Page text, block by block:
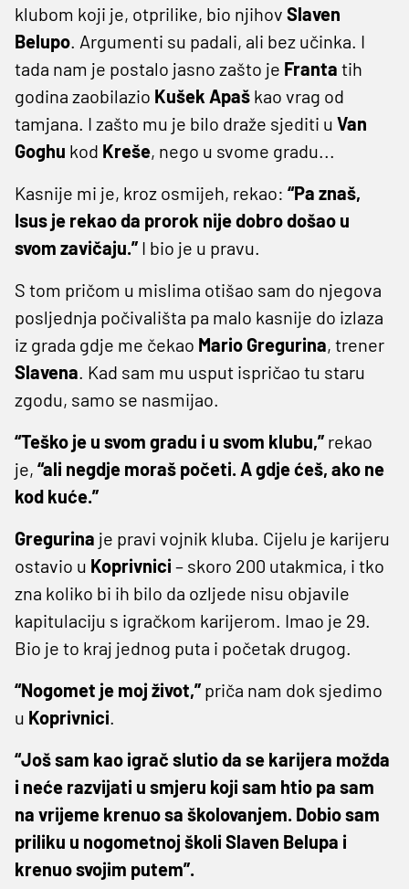
klubom koji je, otprilike, bio njihov Slaven
Belupo. Argumenti su padali, ali bez učinka. I
tada nam je postalo jasno zašto je Franta tih
godina zaobilazio Kušek Apaš kao vrag od
tamjana. I zašto mu je bilo draže sjediti u Van
Goghu kod Kreše, nego u svome gradu...
Kasnije mi je, kroz osmijeh, rekao: “Pa znaš,
Isus je rekao da prorok nije dobro došao u
svom zavičaju.” I bio je u pravu.
S tom pričom u mislima otišao sam do njegova
posljednja počivališta pa malo kasnije do izlaza
iz grada gdje me čekao Mario Gregurina, trener
Slavena. Kad sam mu usput ispričao tu staru
zgodu, samo se nasmijao.
“Teško je u svom gradu i u svom klubu,” rekao
je, “ali negdje moraš početi. A gdje ćeš, ako ne
kod kuće.”
Gregurina je pravi vojnik kluba. Cijelu je karijeru
ostavio u Koprivnici – skoro 200 utakmica, i tko
zna koliko bi ih bilo da ozljede nisu objavile
kapitulaciju s igračkom karijerom. Imao je 29.
Bio je to kraj jednog puta i početak drugog.
“Nogomet je moj život,” priča nam dok sjedimo
u Koprivnici.
“Još sam kao igrač slutio da se karijera možda
i neće razvijati u smjeru koji sam htio pa sam
na vrijeme krenuo sa školovanjem. Dobio sam
priliku u nogometnoj školi Slaven Belupa i
krenuo svojim putem”.